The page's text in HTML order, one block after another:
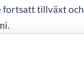
fortsatt tillväxt och